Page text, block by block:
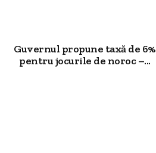
Guvernul propune taxă de 6%
pentru jocurile de noroc –...